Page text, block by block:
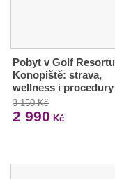
Pobyt v Golf Resortu
Konopiště: strava,
wellness i procedury
3 150 Kč
2 990 Kč